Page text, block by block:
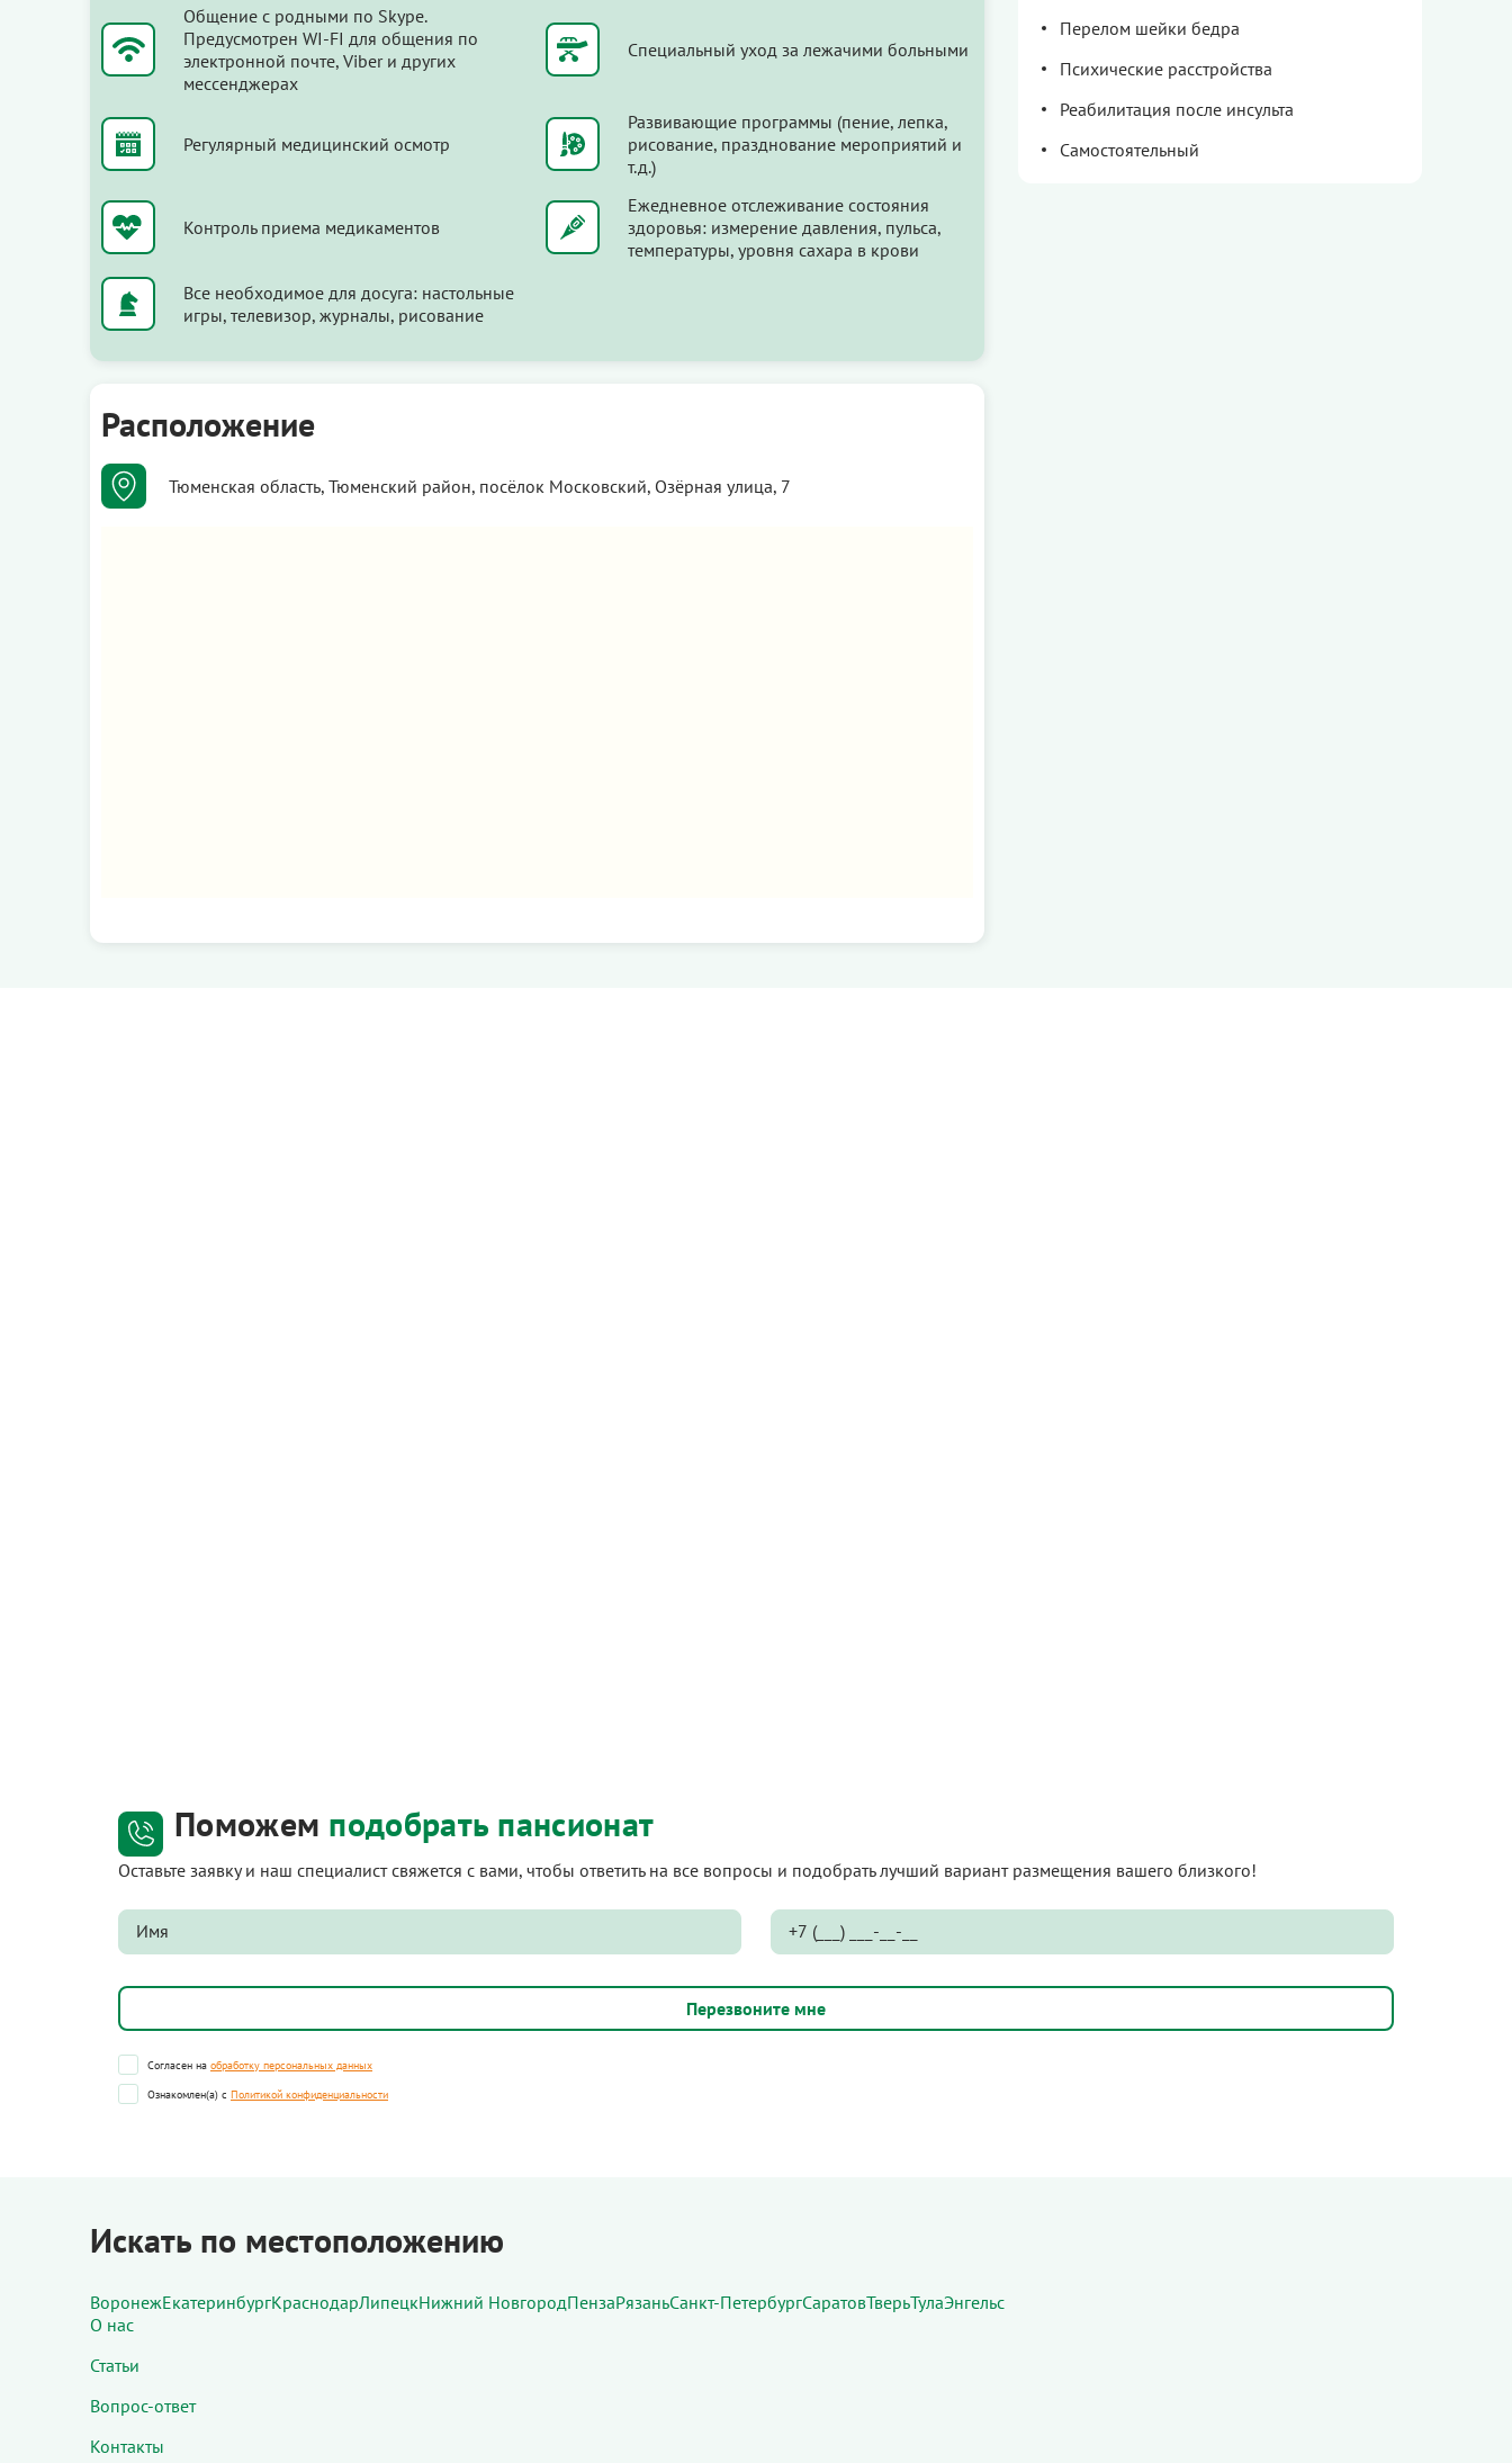
Общение с родными по Skype.
Предусмотрен WI-FI для общения по
электронной почте, Viber и других
мессенджерах
Специальный уход за лежачими больными
Регулярный медицинский осмотр
Развивающие программы (пение, лепка,
рисование, празднование мероприятий и
т.д.)
Контроль приема медикаментов
Ежедневное отслеживание состояния
здоровья: измерение давления, пульса,
температуры, уровня сахара в крови
Все необходимое для досуга: настольные
игры, телевизор, журналы, рисование
Расположение
Тюменская область, Тюменский район, посёлок Московский, Озёрная улица, 7
Перелом шейки бедра
Психические расстройства
Реабилитация после инсульта
Самостоятельный
Поможем подобрать пансионат
Оставьте заявку и наш специалист свяжется с вами, чтобы ответить на все вопросы и подобрать лучший вариант размещения вашего близкого!
Согласен на обработку персональных данных
Ознакомлен(а) с Политикой конфиденциальности
Искать по местоположению
ВоронежЕкатеринбургКраснодарЛипецкНижний НовгородПензаРязаньСанкт-ПетербургСаратовТверьТулаЭнгельс
О нас
Статьи
Вопрос-ответ
Контакты